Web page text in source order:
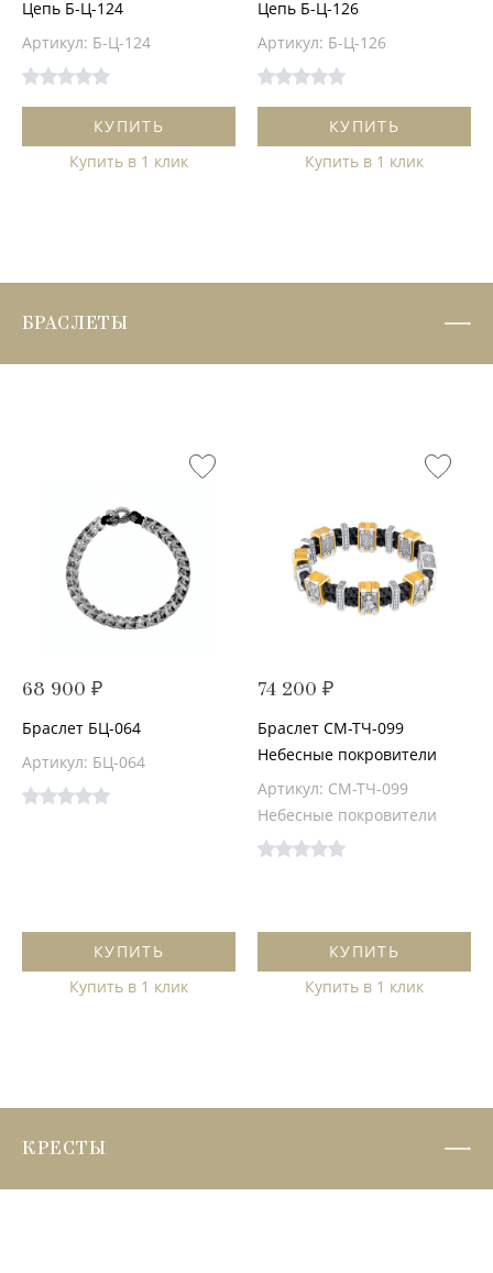
Цепь Б-Ц-124
Артикул: Б-Ц-124
КУПИТЬ
Купить в 1 клик
Цепь Б-Ц-126
Артикул: Б-Ц-126
КУПИТЬ
Купить в 1 клик
БРАСЛЕТЫ
68 900 ₽
Браслет БЦ-064
Артикул: БЦ-064
КУПИТЬ
Купить в 1 клик
74 200 ₽
Браслет СМ-ТЧ-099
Небесные покровители
Артикул: СМ-ТЧ-099
Небесные покровители
КУПИТЬ
Купить в 1 клик
КРЕСТЫ